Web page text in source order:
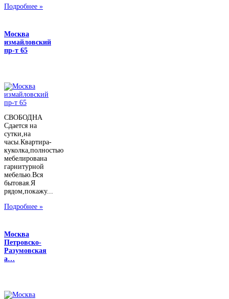
Подробнее »
Москва
измайловский
пр-т 65
СВОБОДНА
Сдается на
сутки,на
часы.Квартира-
куколка,полностью
мебелирована
гарнитурной
мебелью.Вся
бытовая.Я
рядом,покажу...
Подробнее »
Москва
Петровско-
Разумовская
а…